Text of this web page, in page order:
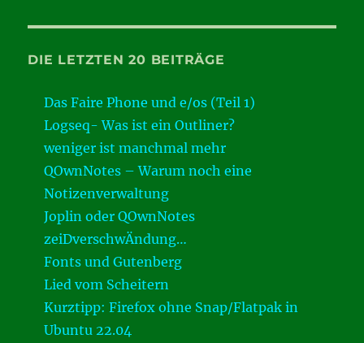
DIE LETZTEN 20 BEITRÄGE
Das Faire Phone und e/os (Teil 1)
Logseq- Was ist ein Outliner?
weniger ist manchmal mehr
QOwnNotes – Warum noch eine
Notizenverwaltung
Joplin oder QOwnNotes
zeiDverschwÄndung…
Fonts und Gutenberg
Lied vom Scheitern
Kurztipp: Firefox ohne Snap/Flatpak in
Ubuntu 22.04